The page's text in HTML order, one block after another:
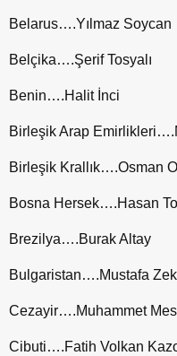
Belarus….Yılmaz Soycan
Belçika….Şerif Tosyalı
Benin….Halit İnci
Birleşik Arap
Birleşik Krallık….Osman
Bosna Hersek….Hasan
Brezilya….Burak Altay
Bulgaristan….Mustafa
Cezayir….Muhammet
Cibuti….Fatih Volkan